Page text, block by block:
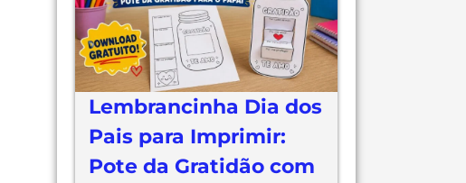
Lembrancinha Dia dos
Pais para Imprimir:
Pote da Gratidão com